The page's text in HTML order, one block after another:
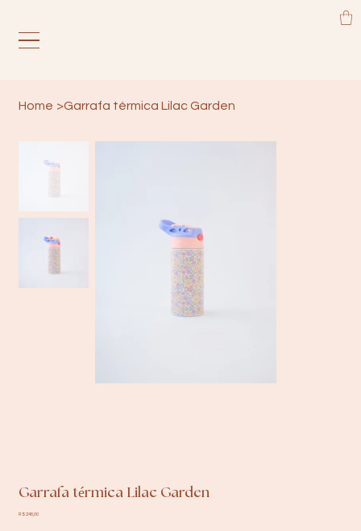
Home >Garrafa térmica Lilac Garden
Garrafa térmica Lilac Garden
Preço
R$ 248,00